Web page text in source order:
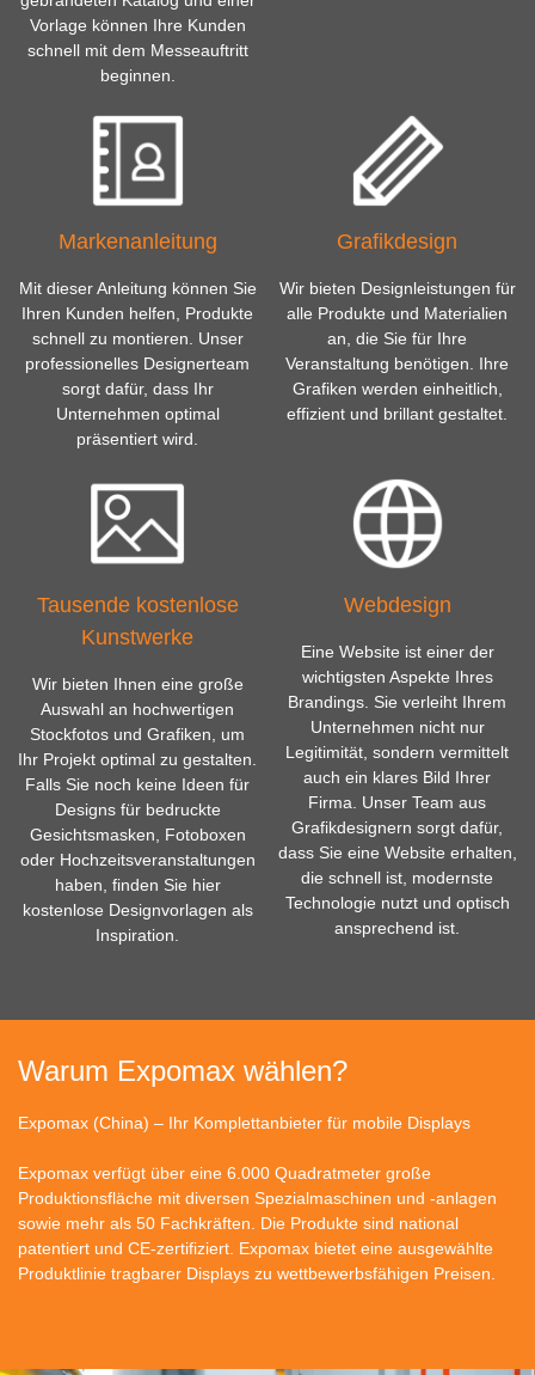
Vorlage können Ihre Kunden
schnell mit dem Messeauftritt
beginnen.
Markenanleitung
Mit dieser Anleitung können Sie
Ihren Kunden helfen, Produkte
schnell zu montieren. Unser
professionelles Designerteam
sorgt dafür, dass Ihr
Unternehmen optimal
präsentiert wird.
Grafikdesign
Wir bieten Designleistungen für
alle Produkte und Materialien
an, die Sie für Ihre
Veranstaltung benötigen. Ihre
Grafiken werden einheitlich,
effizient und brillant gestaltet.
Tausende kostenlose
Kunstwerke
Wir bieten Ihnen eine große
Auswahl an hochwertigen
Stockfotos und Grafiken, um
Ihr Projekt optimal zu gestalten.
Falls Sie noch keine Ideen für
Designs für bedruckte
Gesichtsmasken, Fotoboxen
oder Hochzeitsveranstaltungen
haben, finden Sie hier
kostenlose Designvorlagen als
Inspiration.
Webdesign
Eine Website ist einer der
wichtigsten Aspekte Ihres
Brandings. Sie verleiht Ihrem
Unternehmen nicht nur
Legitimität, sondern vermittelt
auch ein klares Bild Ihrer
Firma. Unser Team aus
Grafikdesignern sorgt dafür,
dass Sie eine Website erhalten,
die schnell ist, modernste
Technologie nutzt und optisch
ansprechend ist.
Warum Expomax wählen?
Expomax (China) – Ihr Komplettanbieter für mobile Displays
Expomax verfügt über eine 6.000 Quadratmeter große
Produktionsfläche mit diversen Spezialmaschinen und -anlagen
sowie mehr als 50 Fachkräften. Die Produkte sind national
patentiert und CE-zertifiziert. Expomax bietet eine ausgewählte
Produktlinie tragbarer Displays zu wettbewerbsfähigen Preisen.